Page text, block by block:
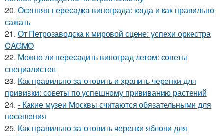
20. Осенняя пересадка винограда: когда и как правильно
сажать
21. От Петрозаводска к мировой сцене: успехи оркестра
CAGMO
22. Можно ли пересадить виноград летом: советы
специалистов
23. Как правильно заготовить и хранить черенки для
прививки: советы по успешному прививанию растений
24. - Какие музеи Москвы считаются обязательными для
посещения
25. Как правильно заготовить черенки яблони для